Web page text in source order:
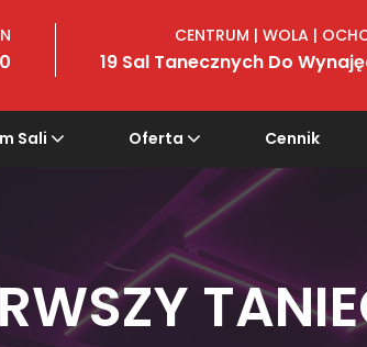
CENTRUM | WOLA |
19 Sal Tanecznych Do
Sali Oferta Cennik